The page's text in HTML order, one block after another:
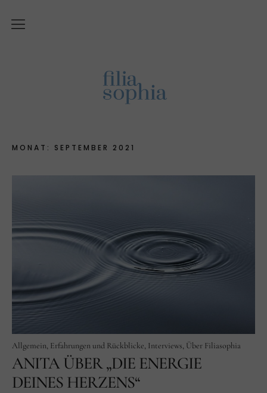
Was ist ‚Filiasophia‘?
MONAT: SEPTEMBER 2021
Allgemein Erfahrungen und Rückblicke Interviews Über Filiasophia
ANITA ÜBER „DIE ENERGIE
DEINES HERZENS“